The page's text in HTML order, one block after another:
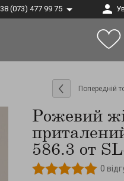
(073) 477 99 75
Попередній
Рожевий
586.3 от
0